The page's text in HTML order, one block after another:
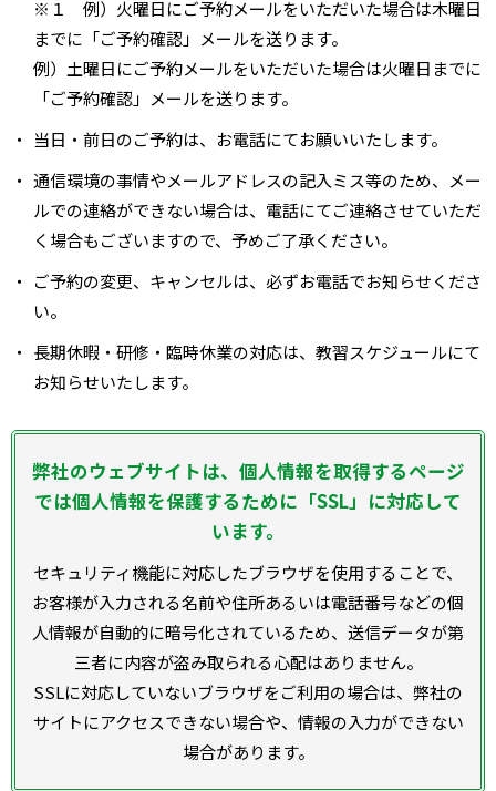
※１ 例）火曜日にご予約メールをいただいた場合は木曜日
までに「ご予約確認」メールを送ります。
例）土曜日にご予約メールをいただいた場合は火曜日までに
「ご予約確認」メールを送ります。
当日・前日のご予約は、お電話にてお願いいたします。
通信環境の事情やメールアドレスの記入ミス等のため、メー
ルでの連絡ができない場合は、電話にてご連絡させていただ
く場合もございますので、予めご了承ください。
ご予約の変更、キャンセルは、必ずお電話でお知らせくださ
い。
長期休暇・研修・臨時休業の対応は、教習スケジュールにて
お知らせいたします。
弊社のウェブサイトは、個人情報を取得するページ
では個人情報を保護するために「SSL」に対応して
います。
セキュリティ機能に対応したブラウザを使用することで、
お客様が入力される名前や住所あるいは電話番号などの個
人情報が自動的に暗号化されているため、送信データが第
三者に内容が盗み取られる心配はありません。
SSLに対応していないブラウザをご利用の場合は、弊社の
サイトにアクセスできない場合や、情報の入力ができない
場合があります。